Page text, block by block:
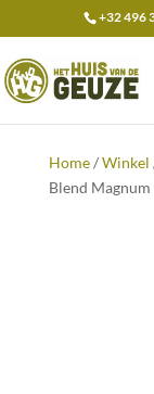
+32 496
naar:
Home/Winkel
Blend Magnum